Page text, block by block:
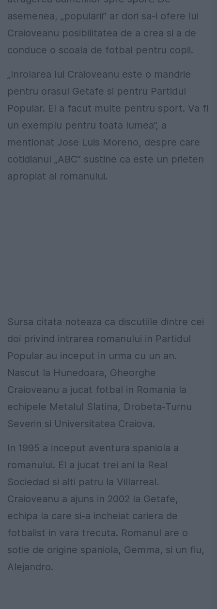
asemenea, „popularii” ar dori sa-i ofere lui
Craioveanu posibilitatea de a crea si a de
conduce o scoala de fotbal pentru copii.
„Inrolarea lui Craioveanu este o mandrie
pentru orasul Getafe si pentru Partidul
Popular. El a facut multe pentru sport. Va fi
un exemplu pentru toata lumea”, a
mentionat Jose Luis Moreno, despre care
cotidianul „ABC” sustine ca este un prieten
apropiat al romanului.
Sursa citata noteaza ca discutiile dintre cei
doi privind intrarea romanului in Partidul
Popular au inceput in urma cu un an.
Nascut la Hunedoara, Gheorghe
Craioveanu a jucat fotbal in Romania la
echipele Metalul Slatina, Drobeta-Turnu
Severin si Universitatea Craiova.
In 1995 a inceput aventura spaniola a
romanului. El a jucat trei ani la Real
Sociedad si alti patru la Villarreal.
Craioveanu a ajuns in 2002 la Getafe,
echipa la care si-a incheiat cariera de
fotbalist in vara trecuta. Romanul are o
sotie de origine spaniola, Gemma, si un fiu,
Alejandro.